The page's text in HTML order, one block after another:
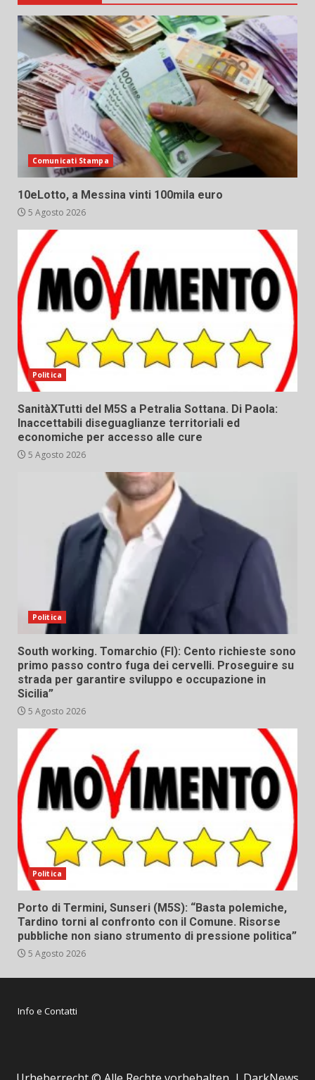
Comunicati Stampa
10eLotto, a Messina vinti 100mila euro
5 Agosto 2026
Politica
SanitàXTutti del M5S a Petralia Sottana. Di Paola:
Inaccettabili diseguaglianze territoriali ed
economiche per accesso alle cure
5 Agosto 2026
Politica
South working. Tomarchio (FI): Cento richieste sono
primo passo contro fuga dei cervelli. Proseguire su
strada per garantire sviluppo e occupazione in
Sicilia”
5 Agosto 2026
Politica
Porto di Termini, Sunseri (M5S): “Basta polemiche,
Tardino torni al confronto con il Comune. Risorse
pubbliche non siano strumento di pressione politica”
5 Agosto 2026
Info e Contatti